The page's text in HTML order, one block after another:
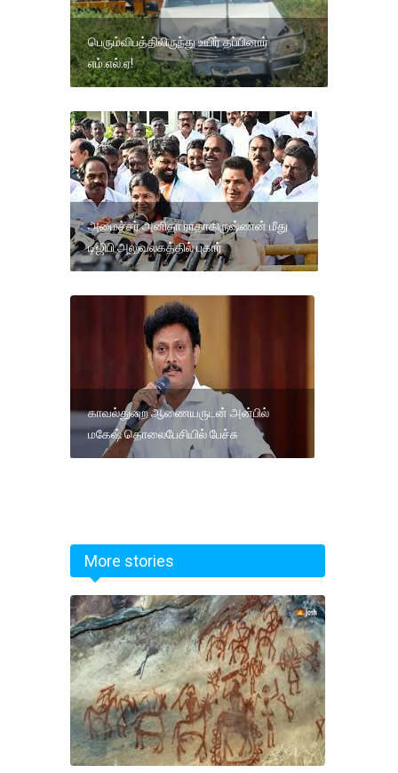
பெரும்விபத்திலிருந்து உயிர் தப்பினார்
எம்.எல்.ஏ!
அமைச்சர் அனிதா ராதாகிருஷ்ணன் மீது
டிஜிபி அலுவலகத்தில் புகார்
காவல்துறை ஆணையருடன் அன்பில்
மகேஷ் தொலைபேசியில் பேச்சு
More stories